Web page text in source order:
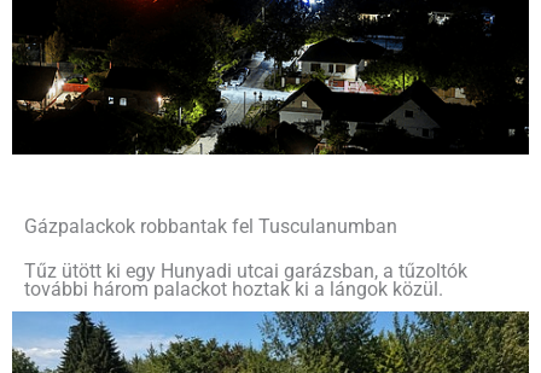
Gázpalackok robbantak fel Tusculanumban
Tűz ütött ki egy Hunyadi utcai garázsban, a tűzoltók
további három palackot hoztak ki a lángok közül.